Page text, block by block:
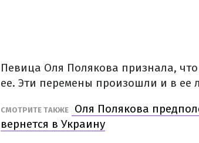
Певица Оля Полякова признала,
ее. Эти перемены произошли и в ее
СМОТРИТЕ ТАКЖЕ
Оля Полякова
вернется в Украину